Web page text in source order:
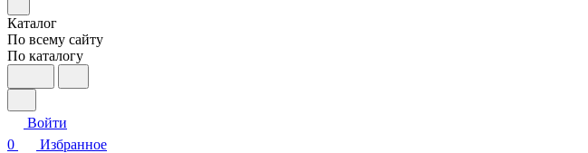
Каталог
По всему сайту
По каталогу
Войти
0
Избранное